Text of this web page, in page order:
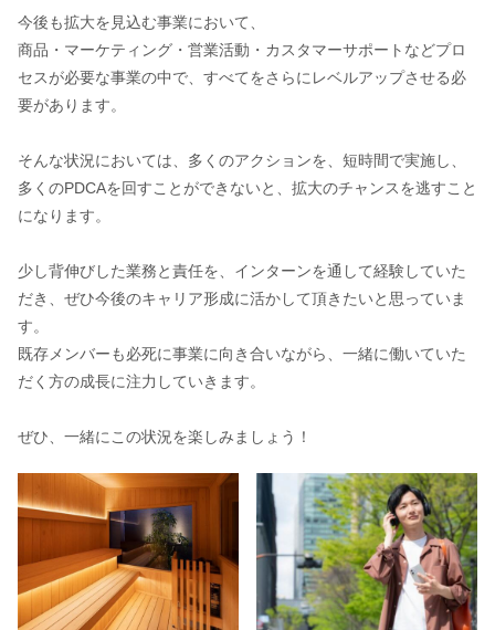
今後も拡大を見込む事業において、
商品・マーケティング・営業活動・カスタマーサポートなどプロ
セスが必要な事業の中で、すべてをさらにレベルアップさせる必
要があります。
そんな状況においては、多くのアクションを、短時間で実施し、
多くのPDCAを回すことができないと、拡大のチャンスを逃すこと
になります。
少し背伸びした業務と責任を、インターンを通して経験していた
だき、ぜひ今後のキャリア形成に活かして頂きたいと思っていま
す。
既存メンバーも必死に事業に向き合いながら、一緒に働いていた
だく方の成長に注力していきます。
ぜひ、一緒にこの状況を楽しみましょう！